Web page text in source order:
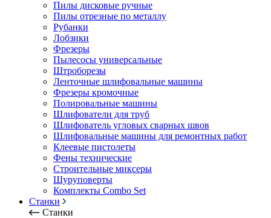
Пилы дисковые ручные
Пилы отрезные по металлу
Рубанки
Лобзики
Фрезеры
Пылесосы универсальные
Штроборезы
Ленточные шлифовальные машины
Фрезеры кромочные
Полировальные машины
Шлифователи для труб
Шлифователь угловых сварных швов
Шлифовальные машины для ремонтных работ
Клеевые пистолеты
Фены технические
Строительные миксеры
Шуруповерты
Комплекты Combo Set
Станки
Станки